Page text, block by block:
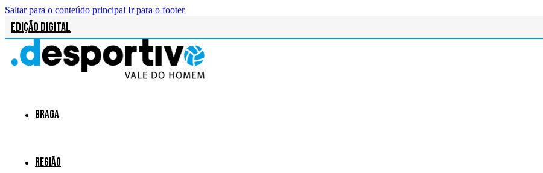
Saltar para o conteúdo principal Ir para o footer
Edição Digital
Braga
Região